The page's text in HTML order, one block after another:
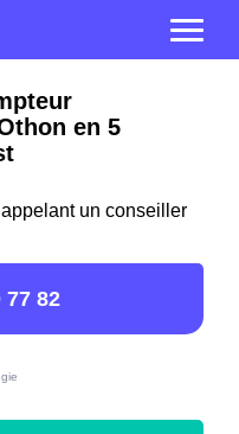
en 5
un conseiller
77 82